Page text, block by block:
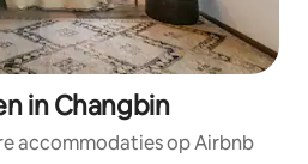
in Changbin
accommodaties op Airbnb